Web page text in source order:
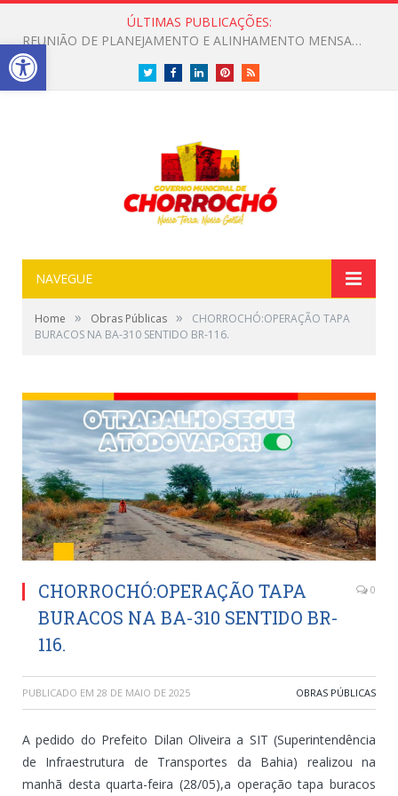
ÚLTIMAS PUBLICAÇÕES:
CONVITE A POPULAÇÃO PARA PARTICIPAR DE UMA MANHÃ ESPECIAL DEDICADA ASAÚDE
TwitterFacebookLinkedInPinterestRSS
NAVEGUE
Home » Obras Públicas »
CHORROCHÓ:OPERAÇÃO TAPA
BURACOS NA BA-310 SENTIDO BR-116.
CHORROCHÓ:OPERAÇÃO TAPA
BURACOS NA BA-310 SENTIDO BR-
116.
0
PUBLICADO EM 28 DE MAIO DE 2025 OBRAS PÚBLICAS
A pedido do Prefeito Dilan Oliveira a SIT (Superintendência
de Infraestrutura de Transportes da Bahia) realizou na
manhã desta quarta-feira (28/05),a operação tapa buracos
Open toolbar